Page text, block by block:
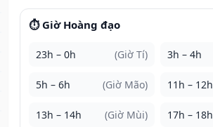
⏱️ Giờ Hoàng đạo
23h – 0h (Giờ Tí) 3h – 4h
5h – 6h (Giờ Mão) 11h – 12h
13h – 14h (Giờ Mùi) 17h – 18h